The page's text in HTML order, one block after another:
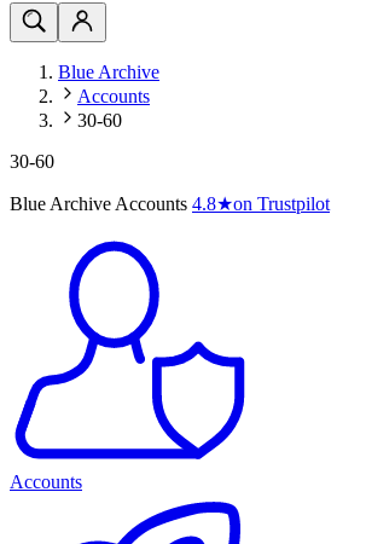
Blue Archive
Accounts
30-60
30-60
Blue Archive Accounts 4.8★on Trustpilot
Accounts